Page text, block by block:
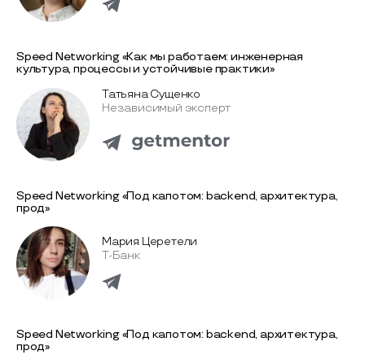
Speed Networking «Как мы работаем: инженерная
культура, процессы и устойчивые практики»
Татьяна Сущенко
Независимый эксперт
Speed Networking «Под капотом: backend, архитектура,
прод»
Мария Церетели
Т-Банк
Speed Networking «Под капотом: backend, архитектура,
прод»